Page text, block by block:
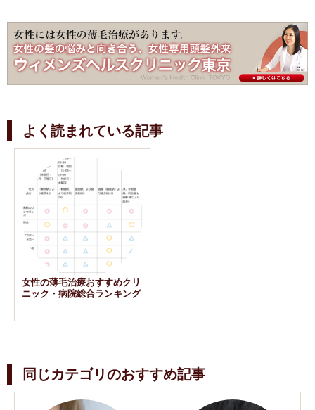
よく読まれている記事
女性の薄毛治療おすすめクリ
ニック・病院総合ランキング
同じカテゴリのおすすめ記事